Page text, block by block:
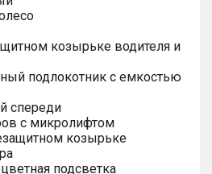
козырьке водителя и
подлокотник с емкостью
спереди
с микролифтом
козырьке
подсветка